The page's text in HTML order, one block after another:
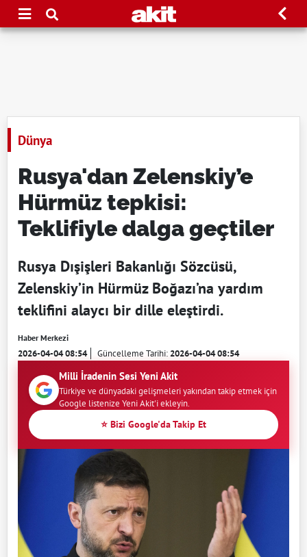
Dünya
Rusya'dan Zelenskiy’e
Hürmüz tepkisi:
Teklifiyle dalga geçtiler
Rusya Dışişleri Bakanlığı Sözcüsü,
Zelenskiy’in Hürmüz Boğazı’na yardım
teklifini alaycı bir dille eleştirdi.
Haber Merkezi
2026-04-04 08:54 Güncelleme Tarihi:2026-04-04 08:54
Milli İradenin Sesi Yeni Akit
Türkiye ve dünyadaki gelişmeleri yakından takip etmek için
Google listenize Yeni Akit'i ekleyin.
⭐ Bizi Google'da Takip Et